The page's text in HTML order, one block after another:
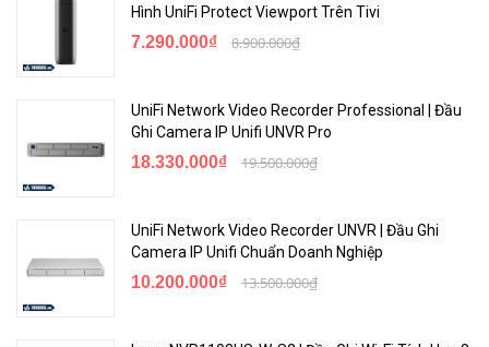
Hình UniFi Protect Viewport Trên Tivi
7.290.000₫ 8.900.000₫
UniFi Network Video Recorder Professional | Đầu
Ghi Camera IP Unifi UNVR Pro
18.330.000₫ 19.500.000₫
UniFi Network Video Recorder UNVR | Đầu Ghi
Camera IP Unifi Chuẩn Doanh Nghiệp
10.200.000₫ 13.500.000₫